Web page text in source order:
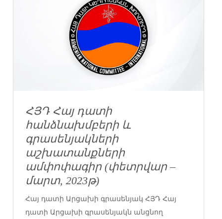
ՀՅԴ Հայ դատի
հանձնախմբերի և
գրասենյակների
աշխատանքների
ամփոփագիր (փետրվար –
մարտ, 2023թ)
Հայ դատի Արցախի գրասենյակ ՀՅԴ Հայ
դատի Արցախի գրասենյակն անցնող